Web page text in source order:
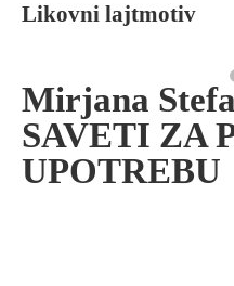
Likovni lajtmotiv
Mirjana
SAVETI ZA
UPOTREBU